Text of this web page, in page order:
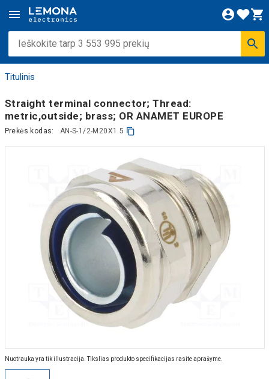
Titulinis
Straight terminal connector; Thread:
metric,outside; brass; OR ANAMET EUROPE
Prekės kodas: AN-S-1/2-M20X1.5
Nuotrauka yra tik iliustracija. Tikslias produkto specifikacijas rasite aprašyme.